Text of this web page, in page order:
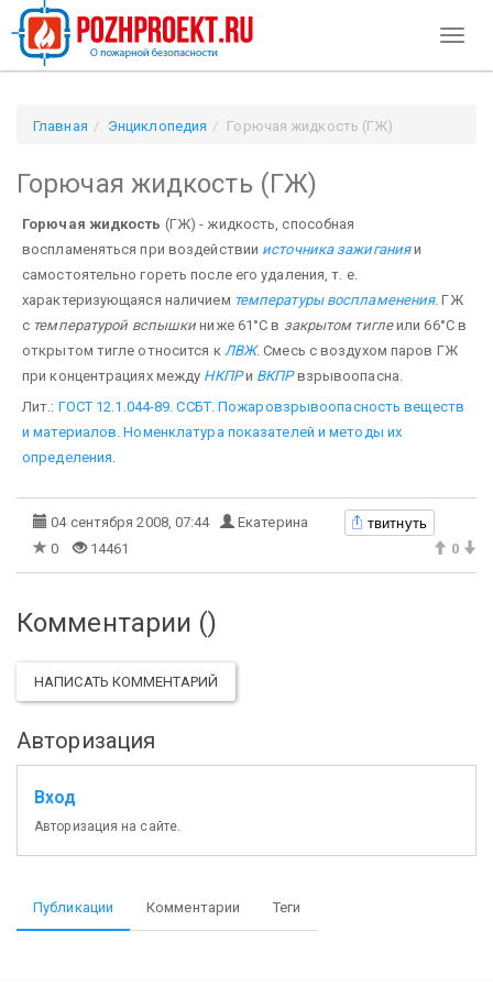
Главная Энциклопедия Горючая жидкость (ГЖ)
Горючая жидкость (ГЖ)
Горючая жидкость (ГЖ) - жидкость, способная
воспламеняться при воздействии источника зажиганияи
самостоятельно гореть после его удаления, т. е.
характеризующаяся наличием температуры воспламенения. ГЖ
с температурой вспышки ниже 61°С в закрытом тиглеили 66°С в
открытом тигле относится к ЛВЖ. Смесь с воздухом паров ГЖ
при концентрациях между НКПРи ВКПРвзрывоопасна.
Лит.: ГОСТ 12.1.044-89. ССБТ. Пожаровзрывоопасность веществ
и материалов. Номенклатура показателей и методы их
определения
04 сентября 2008, 07:44 Екатерина твитнуть
0 14461 0
Комментарии ()
НАПИСАТЬ КОММЕНТАРИЙ
Авторизация
Вход
Авторизация на сайте.
Публикации Комментарии Теги